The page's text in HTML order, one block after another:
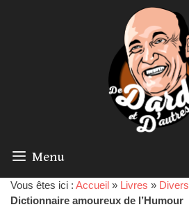
Menu
Vous êtes ici : Accueil » Livres » Divers
Dictionnaire amoureux de l’Humour